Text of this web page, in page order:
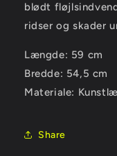
blødt
ridser og skader
Længde: 59 cm
Bredde: 54,5 cm
Materiale:
Share